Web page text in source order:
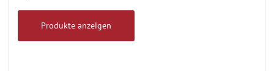
Produkte anzeigen